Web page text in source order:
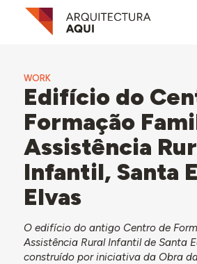
WORK
Edifício do
Formação
Assistência
Infantil, Santa
Elvas
O edifício do antigo Centro de
Assistência Rural Infantil de Santa
construído por iniciativa da Obra